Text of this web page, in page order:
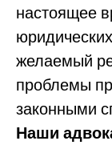
настоящее
желаемый
проблемы
законными
Наши